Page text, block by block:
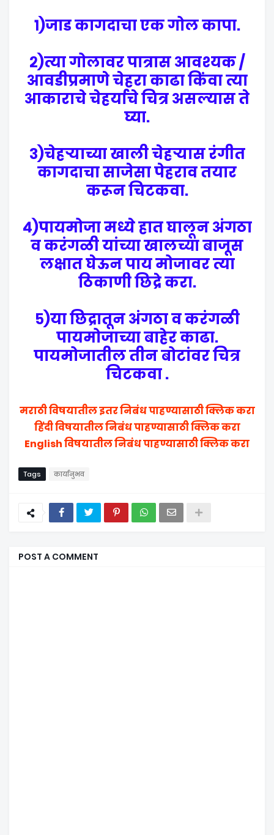
१)जाड कागदाचा एक गोल कापा.
२)त्या गोलावर पात्रास आवश्यक /
आवडीप्रमाणे चेहरा काढा किंवा त्या
आकाराचे चेहर्याचे चित्र असल्यास ते
घ्या.
३)चेहऱ्याच्या खाली चेहर्‍यास रंगीत
कागदाचा साजेसा पेहराव तयार
करून चिटकवा.
४)पायमोजा मध्ये हात घालून अंगठा
व करंगळी यांच्या खालच्या बाजूस
लक्षात घेऊन पाय मोजावर त्या
ठिकाणी छिद्रे करा.
५)या छिद्रातून अंगठा व करंगळी
पायमोजाच्या बाहेर काढा.
पायमोजातील तीन बोटांवर चित्र
चिटकवा .
मराठी विषयातील इतर निबंध पाहण्यासाठी क्लिक करा
हिंदी विषयातील निबंध पाहण्यासाठी क्लिक करा
English विषयातील निबंध पाहण्यासाठी क्लिक करा
Tags कार्यानुभव
POST A COMMENT